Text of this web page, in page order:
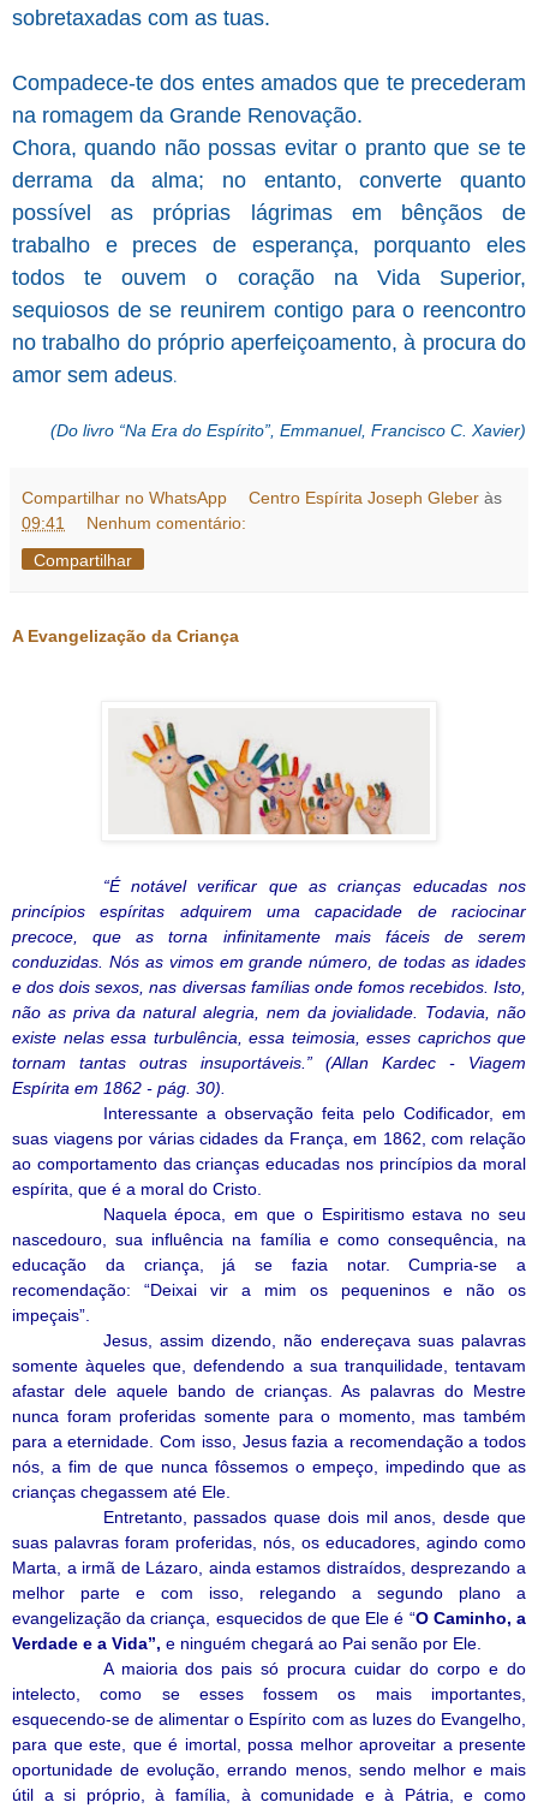
sobretaxadas com as tuas.
Compadece-te dos entes amados que te precederam
na romagem da Grande Renovação.
Chora, quando não possas evitar o pranto que se te
derrama da alma; no entanto, converte quanto
possível as próprias lágrimas em bênçãos de
trabalho e preces de esperança, porquanto eles
todos te ouvem o coração na Vida Superior,
sequiosos de se reunirem contigo para o reencontro
no trabalho do próprio aperfeiçoamento, à procura do
amor sem adeus.
(Do livro “Na Era do Espírito”, Emmanuel, Francisco C. Xavier)
Compartilhar no WhatsApp Centro Espírita Joseph Gleber às
09:41
Nenhum comentário:
Compartilhar
A Evangelização da Criança
“É notável verificar que as crianças educadas nos
princípios espíritas adquirem uma capacidade de raciocinar
precoce, que as torna infinitamente mais fáceis de serem
conduzidas. Nós as vimos em grande número, de todas as idades
e dos dois sexos, nas diversas famílias onde fomos recebidos. Isto,
não as priva da natural alegria, nem da jovialidade. Todavia, não
existe nelas essa turbulência, essa teimosia, esses caprichos que
tornam tantas outras insuportáveis.” (Allan Kardec - Viagem
Espírita em 1862 - pág. 30).
Interessante a observação feita pelo Codificador, em
suas viagens por várias cidades da França, em 1862, com relação
ao comportamento das crianças educadas nos princípios da moral
espírita, que é a moral do Cristo.
Naquela época, em que o Espiritismo estava no seu
nascedouro, sua influência na família e como consequência, na
educação da criança, já se fazia notar. Cumpria-se a
recomendação: “Deixai vir a mim os pequeninos e não os
impeçais”.
Jesus, assim dizendo, não endereçava suas palavras
somente àqueles que, defendendo a sua tranquilidade, tentavam
afastar dele aquele bando de crianças. As palavras do Mestre
nunca foram proferidas somente para o momento, mas também
para a eternidade. Com isso, Jesus fazia a recomendação a todos
nós, a fim de que nunca fôssemos o empeço, impedindo que as
crianças chegassem até Ele.
Entretanto, passados quase dois mil anos, desde que
suas palavras foram proferidas, nós, os educadores, agindo como
Marta, a irmã de Lázaro, ainda estamos distraídos, desprezando a
melhor parte e com isso, relegando a segundo plano a
evangelização da criança, esquecidos de que Ele é “O Caminho, a
Verdade e a Vida”, e ninguém chegará ao Pai senão por Ele.
A maioria dos pais só procura cuidar do corpo e do
intelecto, como se esses fossem os mais importantes,
esquecendo-se de alimentar o Espírito com as luzes do Evangelho,
para que este, que é imortal, possa melhor aproveitar a presente
oportunidade de evolução, errando menos, sendo melhor e mais
útil a si próprio, à família, à comunidade e à Pátria, e como